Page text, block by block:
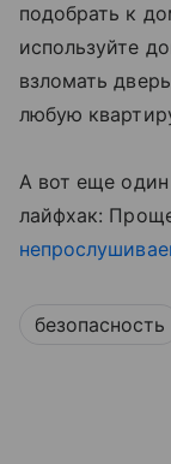
подобрать к
используйте
взломать
любую
А вот еще один
лайфхак:
безопасность